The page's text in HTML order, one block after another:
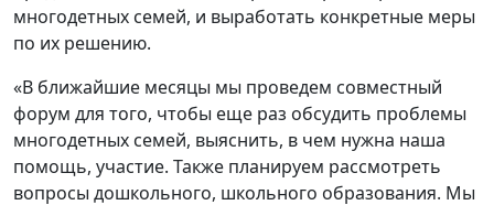
многодетных семей, и выработать конкретные меры
по их решению.
«В ближайшие месяцы мы проведем совместный
форум для того, чтобы еще раз обсудить проблемы
многодетных семей, выяснить, в чем нужна наша
помощь, участие. Также планируем рассмотреть
вопросы дошкольного, школьного образования. Мы